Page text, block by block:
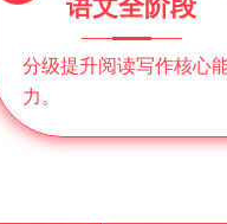
语文全阶段
分级提升阅读写作核心
力。